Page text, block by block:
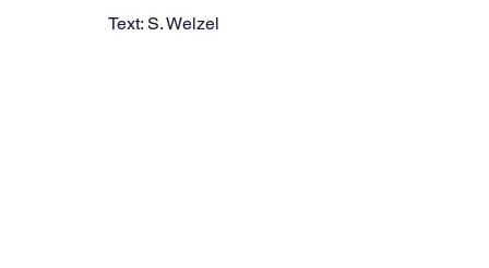
Text: S. Welzel